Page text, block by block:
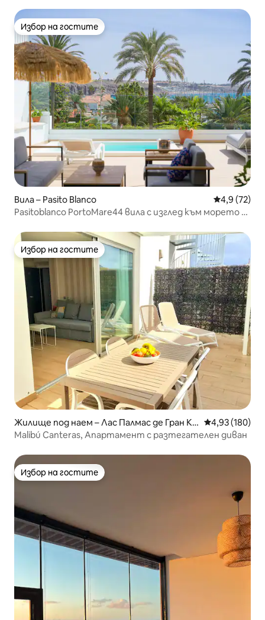
Избор на гостите
Избор на гостите
Вила – Pasito Blanco Средна
4,9 (72)
Pasitoblanco PortoMare44 вила с изглед към морето -
Избор на гостите
Избор на гостите
Жилище под наем – Лас Палмас де Гран Ка
нария
Средна
4,93 (180)
Malibú Canteras, Апартамент с разтегателен диван
Избор на гостите
Избор на гостите